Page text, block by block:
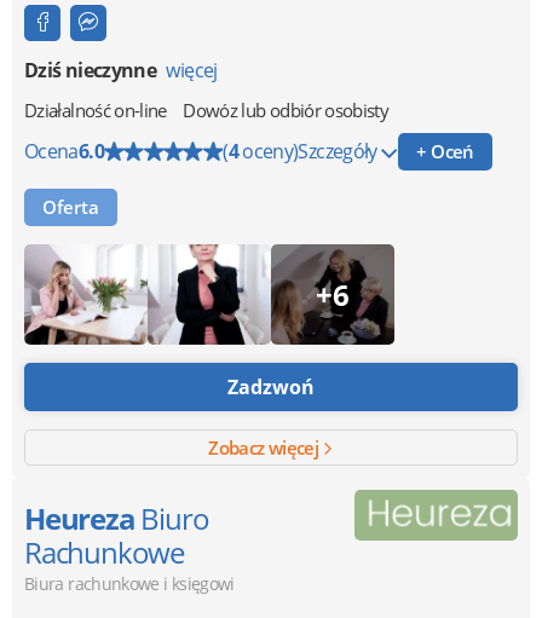
Dziś nieczynne więcej
Działalność on-line Dowóz lub odbiór osobisty
Ocena6.0 (4oceny)Szczegóły + Oceń
Oferta
+6
Zadzwoń
Zobacz więcej
Heureza Biuro
Rachunkowe
Biura rachunkowe i księgowi